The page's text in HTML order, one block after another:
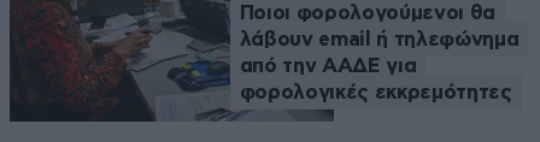
Ποιοι φορολογούμενοι θα
λάβουν email ή τηλεφώνημα
από την ΑΑΔΕ για
φορολογικές εκκρεμότητες